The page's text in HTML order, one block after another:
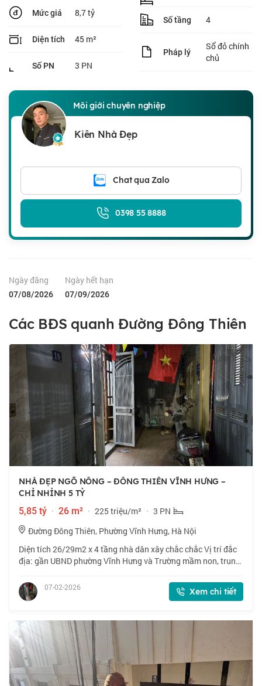
Mức giá 8,7 tỷ
Diện tích 45 m²
Số PN 3 PN
Số tầng 4
Pháp lý
Sổ đỏ chính
chủ
Môi giới chuyên nghiệp
Kiên Nhà Đẹp
Chat qua Zalo
0398 55 8888
Ngày đăng
07/08/2026
Ngày hết hạn
07/09/2026
Các BĐS quanh Đường Đông Thiên
NHÀ ĐẸP NGÕ NÔNG – ĐÔNG THIÊN VĨNH HƯNG –
CHỈ NHỈNH 5 TỶ
5,85 tỷ · 26 m² · 225 triệu/m² · 3 PN
Đường Đông Thiên, Phường Vĩnh Hưng, Hà Nội
Diện tích 26/29m2 x 4 tầng nhà dân xây chắc chắc Vị trí đắc
địa: gần UBND phường Vĩnh Hưng và Trường mầm non, trung
Tuy. +⚒️ Thiết kế: 4 tầ
07-02-2026 Xem chi tiết